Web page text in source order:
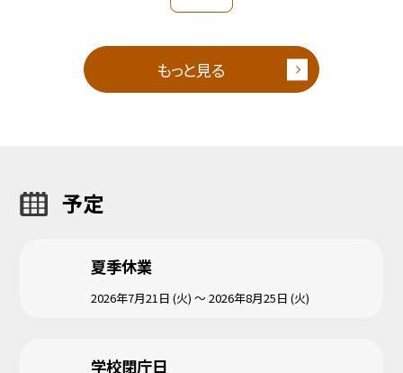
もっと見る
予定
夏季休業
2026年7月21日 (火) ～ 2026年8月25日 (火)
学校閉庁日